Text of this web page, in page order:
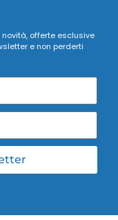
offerte esclusive
e non perderti